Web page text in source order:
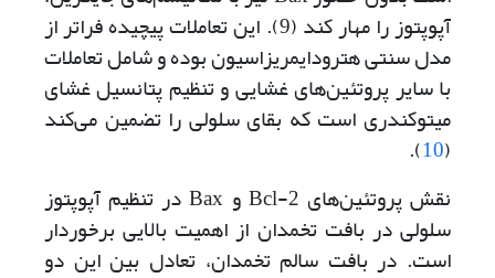
آپوپتوز را مهار کند (9). این تعاملات پیچیده فراتر از
مدل سنتی هترودایمریزاسیون بوده و شامل تعاملات
با سایر پروتئین‌های غشایی و تنظیم پتانسیل غشای
میتوکندری است که بقای سلولی را تضمین می‌‌کند
(
10
).
نقش پروتئین‌های Bcl-2 و Bax در تنظیم آپوپتوز
سلولی در بافت تخمدان از اهمیت بالایی برخوردار
است. در بافت سالم تخمدان، تعادل بین این دو